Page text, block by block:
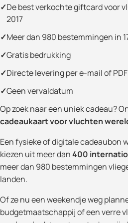
De best verkochte giftcard voor
2017
Meer dan 980 bestemmingen in
Gratis bedrukking
Directe levering per e-mail of PDF
Geen vervaldatum
Op zoek naar een uniek cadeau?
cadeaukaart voor vluchten
Een fysieke of digitale cadeaubon
kiezen uit meer dan400
meer dan 980 bestemmingen
landen.
Of ze nu een weekendje weg
budgetmaatschappij of een verre